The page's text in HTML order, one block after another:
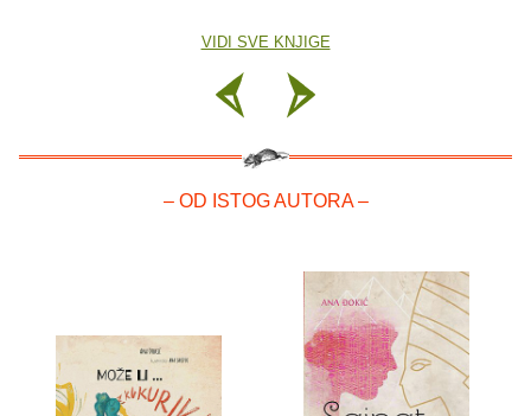
VIDI SVE KNJIGE
– OD ISTOG AUTORA –